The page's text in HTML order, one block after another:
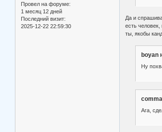
Провел на форуме:
1 месяц 12 дней
Последний визит:
2025-12-22 22:59:30
Да и
есть
ты, якобы
boyan
Ну
Ага,